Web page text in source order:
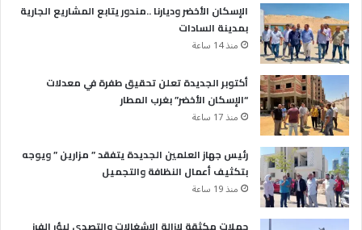
الإسكان الأخضر وديارنا ..مندور يتابع المشاريع الجارية
بمدينة السادات
منذ 14 ساعة
أكتوبر الجديدة تعلن تحقيق طفرة في معدلات
“الإسكان الأخضر” بغرب المطار
منذ 17 ساعة
رئيس جهاز العلمين الجديدة يتفقد ” مزارين ” ويوجه
بتكثيف أعمال النظافة والتجميل
منذ 19 ساعة
حملات مكثقة لإزالة الإشغالات والتصدي لبؤر الفرز